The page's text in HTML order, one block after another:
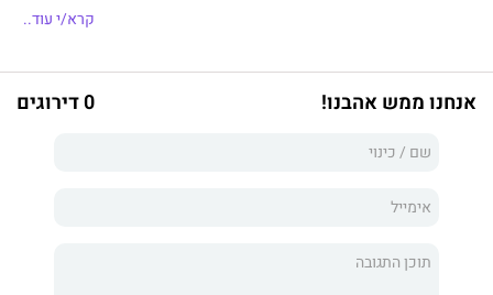
התקשורת. אט־אט קולונה מתוודע לתיאוריה הפרנואידית של העורך
יותר. זה הסקוּפּ שהעיתונאי כה זקוק לו. ההוכחות? ובכן, הוא עובד
עליהן. "אתם מוזמנים לצלול אל תוך ההילולה הזאת של אקו, לא
קרא/י עוד..
אנחנו ממש אהבנו! 0 דירוגים